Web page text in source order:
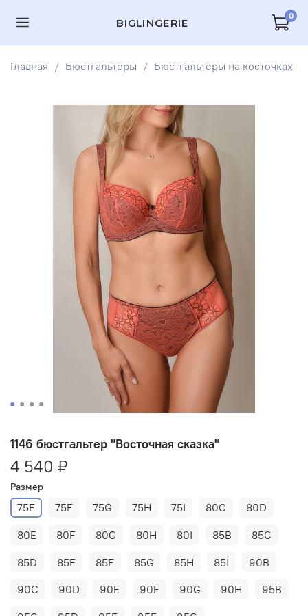
BIGLINGERIE
0
Главная Бюстгальтеры Бюстгальтеры на косточках
1146 бюстгальтер "Восточная сказка"
4 540 ₽
Размер
75E 75F 75G 75H 75I 80C
80D
80E
80F 80G 80H 80I 85B
85C
85D
85E 85F 85G 85H 85I
90B
90C
90D 90E 90F 90G 90H
95B